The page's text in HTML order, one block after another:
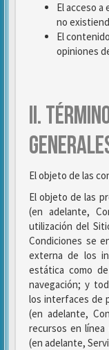
El acceso
no
El
opiniones
II.
El objeto de las
El objeto de las
(en adelante,
utilización del
Condiciones se
externa de los
estática como
navegación; y
los interfaces de
(en adelante,
recursos en
(en adelante,